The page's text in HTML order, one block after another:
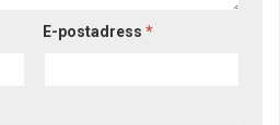
E-postadress*